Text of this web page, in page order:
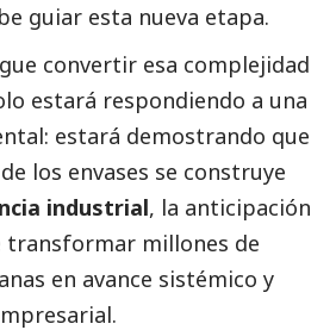
guiar esta nueva etapa.
convertir esa complejidad
estará respondiendo a una
estará demostrando que
los envases se construye
industrial, la anticipación
transformar millones de
en avance sistémico y